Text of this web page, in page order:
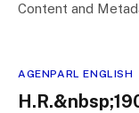
Content and
AGENPARL ENGLISH